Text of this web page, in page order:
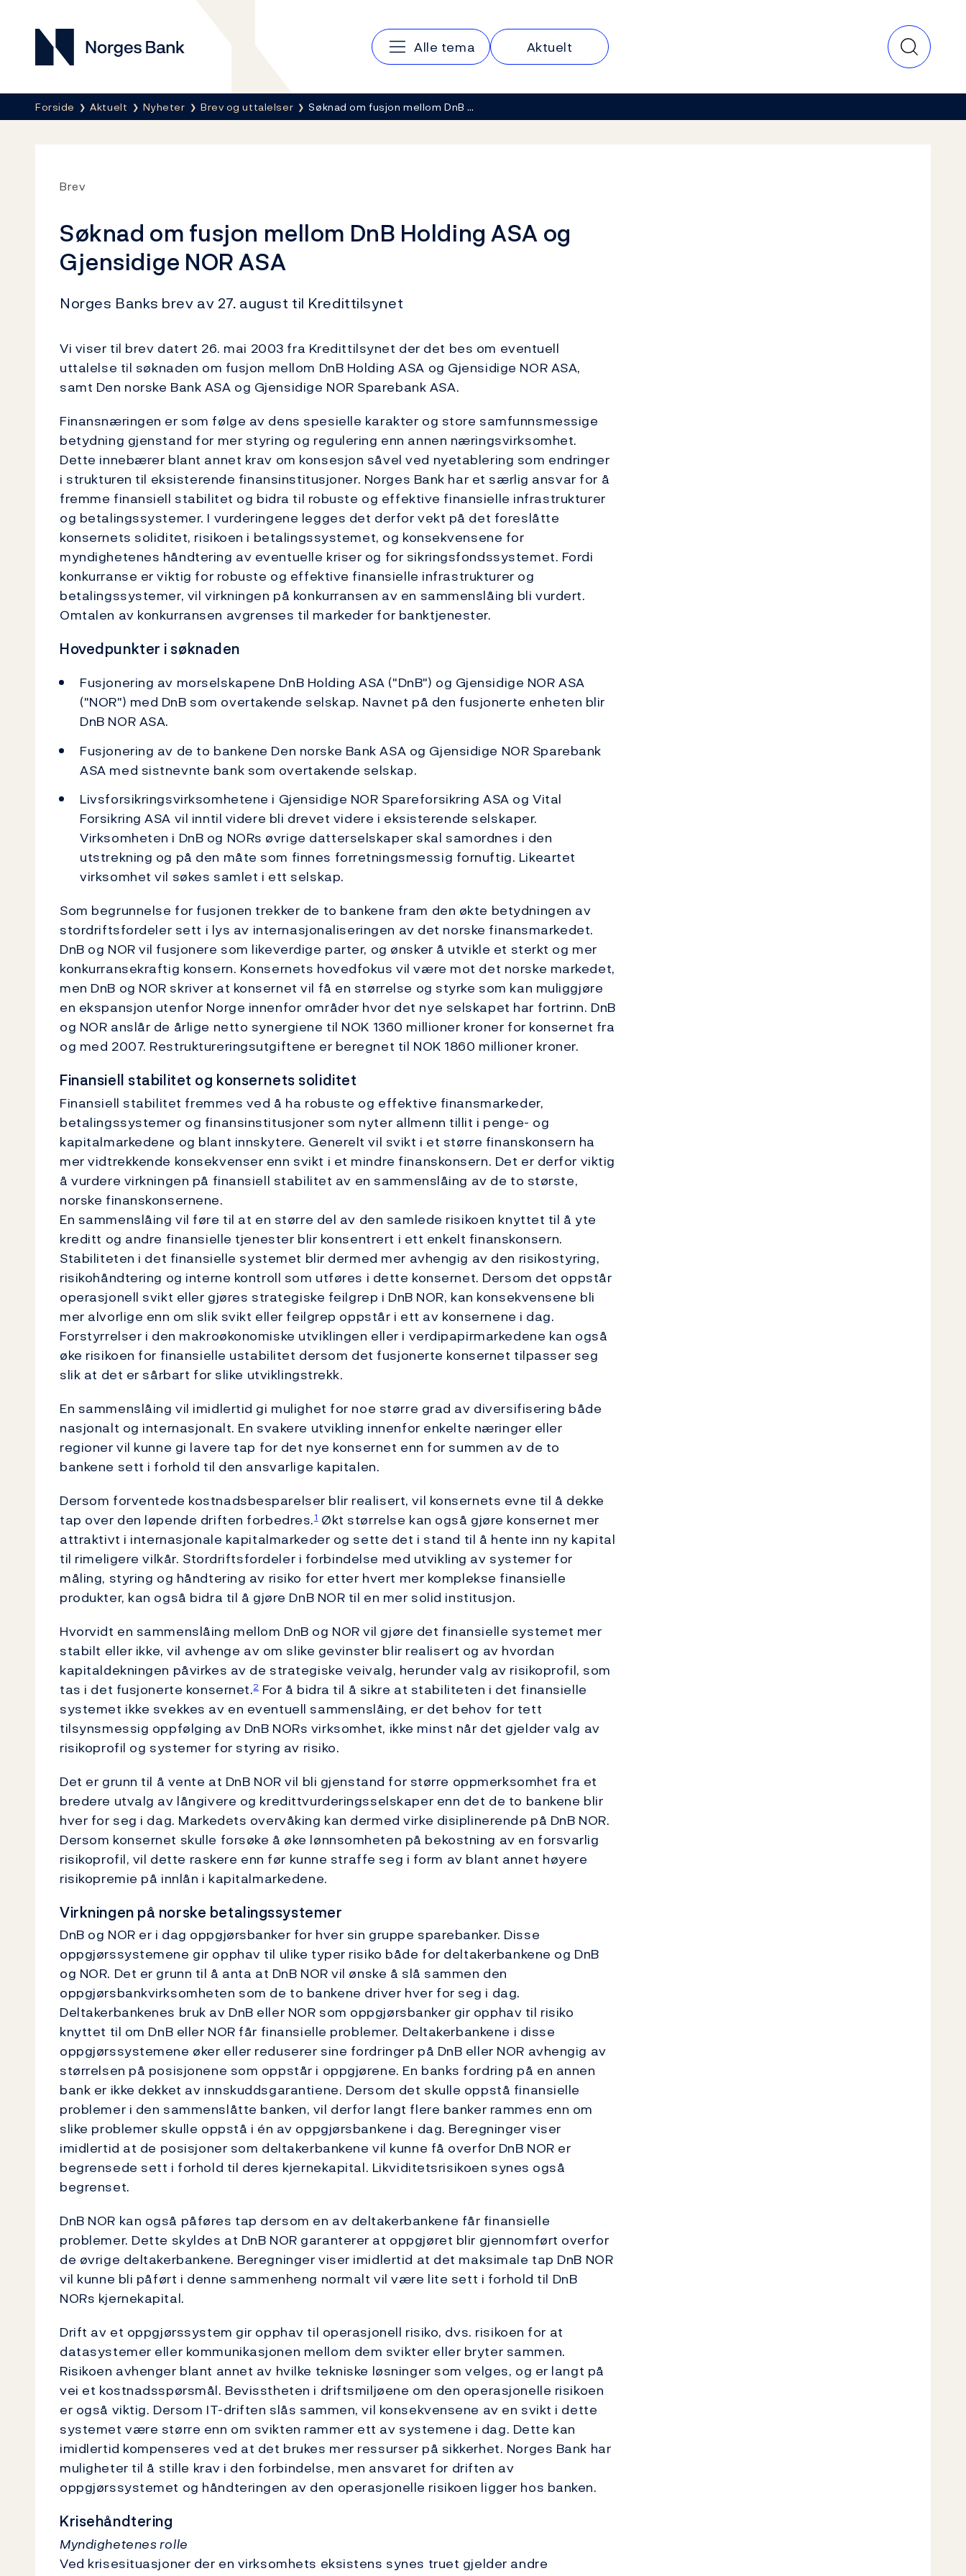
Norges Bank
Hovedmeny
Alle tema Aktuelt
Her er du nå:
Forside Aktuelt Nyheter Brev og uttalelser Søknad om fusjon mellom DnB …
Brev
Søknad om fusjon mellom DnB Holding ASA og
Gjensidige NOR ASA
Norges Banks brev av 27. august til Kredittilsynet
Vi viser til brev datert 26. mai 2003 fra Kredittilsynet der det bes om eventuell
uttalelse til søknaden om fusjon mellom DnB Holding ASA og Gjensidige NOR ASA,
samt Den norske Bank ASA og Gjensidige NOR Sparebank ASA.
Finansnæringen er som følge av dens spesielle karakter og store samfunnsmessige
betydning gjenstand for mer styring og regulering enn annen næringsvirksomhet.
Dette innebærer blant annet krav om konsesjon såvel ved nyetablering som endringer
i strukturen til eksisterende finansinstitusjoner. Norges Bank har et særlig ansvar for å
fremme finansiell stabilitet og bidra til robuste og effektive finansielle infrastrukturer
og betalingssystemer. I vurderingene legges det derfor vekt på det foreslåtte
konsernets soliditet, risikoen i betalingssystemet, og konsekvensene for
myndighetenes håndtering av eventuelle kriser og for sikringsfondssystemet. Fordi
konkurranse er viktig for robuste og effektive finansielle infrastrukturer og
betalingssystemer, vil virkningen på konkurransen av en sammenslåing bli vurdert.
Omtalen av konkurransen avgrenses til markeder for banktjenester.
Hovedpunkter i søknaden
Fusjonering av morselskapene DnB Holding ASA ("DnB") og Gjensidige NOR ASA
("NOR") med DnB som overtakende selskap. Navnet på den fusjonerte enheten blir
DnB NOR ASA.
Fusjonering av de to bankene Den norske Bank ASA og Gjensidige NOR Sparebank
ASA med sistnevnte bank som overtakende selskap.
Livsforsikringsvirksomhetene i Gjensidige NOR Spareforsikring ASA og Vital
Forsikring ASA vil inntil videre bli drevet videre i eksisterende selskaper.
Virksomheten i DnB og NORs øvrige datterselskaper skal samordnes i den
utstrekning og på den måte som finnes forretningsmessig fornuftig. Likeartet
virksomhet vil søkes samlet i ett selskap.
Som begrunnelse for fusjonen trekker de to bankene fram den økte betydningen av
stordriftsfordeler sett i lys av internasjonaliseringen av det norske finansmarkedet.
DnB og NOR vil fusjonere som likeverdige parter, og ønsker å utvikle et sterkt og mer
konkurransekraftig konsern. Konsernets hovedfokus vil være mot det norske markedet,
men DnB og NOR skriver at konsernet vil få en størrelse og styrke som kan muliggjøre
en ekspansjon utenfor Norge innenfor områder hvor det nye selskapet har fortrinn. DnB
og NOR anslår de årlige netto synergiene til NOK 1360 millioner kroner for konsernet fra
og med 2007. Restruktureringsutgiftene er beregnet til NOK 1860 millioner kroner.
Finansiell stabilitet og konsernets soliditet
Finansiell stabilitet fremmes ved å ha robuste og effektive finansmarkeder,
betalingssystemer og finansinstitusjoner som nyter allmenn tillit i penge- og
kapitalmarkedene og blant innskytere. Generelt vil svikt i et større finanskonsern ha
mer vidtrekkende konsekvenser enn svikt i et mindre finanskonsern. Det er derfor viktig
å vurdere virkningen på finansiell stabilitet av en sammenslåing av de to største,
norske finanskonsernene.
En sammenslåing vil føre til at en større del av den samlede risikoen knyttet til å yte
kreditt og andre finansielle tjenester blir konsentrert i ett enkelt finanskonsern.
Stabiliteten i det finansielle systemet blir dermed mer avhengig av den risikostyring,
risikohåndtering og interne kontroll som utføres i dette konsernet. Dersom det oppstår
operasjonell svikt eller gjøres strategiske feilgrep i DnB NOR, kan konsekvensene bli
mer alvorlige enn om slik svikt eller feilgrep oppstår i ett av konsernene i dag.
Forstyrrelser i den makroøkonomiske utviklingen eller i verdipapirmarkedene kan også
øke risikoen for finansielle ustabilitet dersom det fusjonerte konsernet tilpasser seg
slik at det er sårbart for slike utviklingstrekk.
En sammenslåing vil imidlertid gi mulighet for noe større grad av diversifisering både
nasjonalt og internasjonalt. En svakere utvikling innenfor enkelte næringer eller
regioner vil kunne gi lavere tap for det nye konsernet enn for summen av de to
bankene sett i forhold til den ansvarlige kapitalen.
Dersom forventede kostnadsbesparelser blir realisert, vil konsernets evne til å dekke
tap over den løpende driften forbedres.1Økt størrelse kan også gjøre konsernet mer
attraktivt i internasjonale kapitalmarkeder og sette det i stand til å hente inn ny kapital
til rimeligere vilkår. Stordriftsfordeler i forbindelse med utvikling av systemer for
måling, styring og håndtering av risiko for etter hvert mer komplekse finansielle
produkter, kan også bidra til å gjøre DnB NOR til en mer solid institusjon.
Hvorvidt en sammenslåing mellom DnB og NOR vil gjøre det finansielle systemet mer
stabilt eller ikke, vil avhenge av om slike gevinster blir realisert og av hvordan
kapitaldekningen påvirkes av de strategiske veivalg, herunder valg av risikoprofil, som
tas i det fusjonerte konsernet.2 For å bidra til å sikre at stabiliteten i det finansielle
systemet ikke svekkes av en eventuell sammenslåing, er det behov for tett
tilsynsmessig oppfølging av DnB NORs virksomhet, ikke minst når det gjelder valg av
risikoprofil og systemer for styring av risiko.
Det er grunn til å vente at DnB NOR vil bli gjenstand for større oppmerksomhet fra et
bredere utvalg av långivere og kredittvurderingsselskaper enn det de to bankene blir
hver for seg i dag. Markedets overvåking kan dermed virke disiplinerende på DnB NOR.
Dersom konsernet skulle forsøke å øke lønnsomheten på bekostning av en forsvarlig
risikoprofil, vil dette raskere enn før kunne straffe seg i form av blant annet høyere
risikopremie på innlån i kapitalmarkedene.
Virkningen på norske betalingssystemer
DnB og NOR er i dag oppgjørsbanker for hver sin gruppe sparebanker. Disse
oppgjørssystemene gir opphav til ulike typer risiko både for deltakerbankene og DnB
og NOR. Det er grunn til å anta at DnB NOR vil ønske å slå sammen den
oppgjørsbankvirksomheten som de to bankene driver hver for seg i dag.
Deltakerbankenes bruk av DnB eller NOR som oppgjørsbanker gir opphav til risiko
knyttet til om DnB eller NOR får finansielle problemer. Deltakerbankene i disse
oppgjørssystemene øker eller reduserer sine fordringer på DnB eller NOR avhengig av
størrelsen på posisjonene som oppstår i oppgjørene. En banks fordring på en annen
bank er ikke dekket av innskuddsgarantiene. Dersom det skulle oppstå finansielle
problemer i den sammenslåtte banken, vil derfor langt flere banker rammes enn om
slike problemer skulle oppstå i én av oppgjørsbankene i dag. Beregninger viser
imidlertid at de posisjoner som deltakerbankene vil kunne få overfor DnB NOR er
begrensede sett i forhold til deres kjernekapital. Likviditetsrisikoen synes også
begrenset.
DnB NOR kan også påføres tap dersom en av deltakerbankene får finansielle
problemer. Dette skyldes at DnB NOR garanterer at oppgjøret blir gjennomført overfor
de øvrige deltakerbankene. Beregninger viser imidlertid at det maksimale tap DnB NOR
vil kunne bli påført i denne sammenheng normalt vil være lite sett i forhold til DnB
NORs kjernekapital.
Drift av et oppgjørssystem gir opphav til operasjonell risiko, dvs. risikoen for at
datasystemer eller kommunikasjonen mellom dem svikter eller bryter sammen.
Risikoen avhenger blant annet av hvilke tekniske løsninger som velges, og er langt på
vei et kostnadsspørsmål. Bevisstheten i driftsmiljøene om den operasjonelle risikoen
er også viktig. Dersom IT-driften slås sammen, vil konsekvensene av en svikt i dette
systemet være større enn om svikten rammer ett av systemene i dag. Dette kan
imidlertid kompenseres ved at det brukes mer ressurser på sikkerhet. Norges Bank har
muligheter til å stille krav i den forbindelse, men ansvaret for driften av
oppgjørssystemet og håndteringen av den operasjonelle risikoen ligger hos banken.
Krisehåndtering
Myndighetenes rolle
Ved krisesituasjoner der en virksomhets eksistens synes truet gjelder andre